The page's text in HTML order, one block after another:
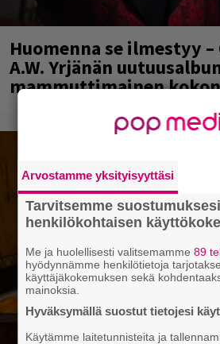
Huomenna se ilmestyy
A.W. Yrjänän
mammuttimainen
Arvostamme yksityisyyttäsi
Tarvitsemme
henkilökohtaisen
Me ja huolellisesti valitsemamme89
hyödynnämme henkilötietoja
käyttäjäkokemuksen sekä
mainoksia.
Hyväksymällä suostut tietojesi
Käytämme laitetunnisteita ja